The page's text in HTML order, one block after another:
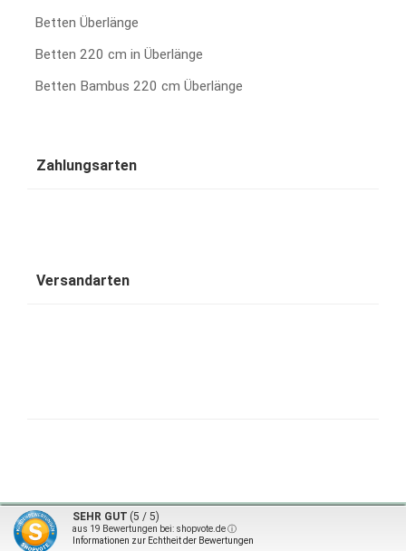
Betten Überlänge
Betten 220 cm in Überlänge
Betten Bambus 220 cm Überlänge
Zahlungsarten
Versandarten
1001 Wohntraum - traumhafte Bambusbetten © 2026 | ©
design by karsta.de
ified eCommerce Shopsoftware © 2009-2026
SEHR GUT (5 / 5)
aus 19 Bewertungen bei: shopvote.de ⓘ
Informationen zur Echtheit der Bewertungen